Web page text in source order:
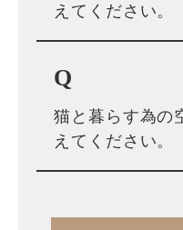
えてください。
Q
猫と暮らす為の
えてください。